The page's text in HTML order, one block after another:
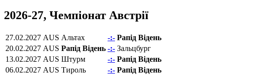
2026-27, Чемпіонат Австрії
27.02.2027 AUS Альтах -:- Рапід Відень
20.02.2027 AUS Рапід Відень -:- Зальцбург
13.02.2027 AUS Штурм -:- Рапід Відень
06.02.2027 AUS Тироль -:- Рапід Відень